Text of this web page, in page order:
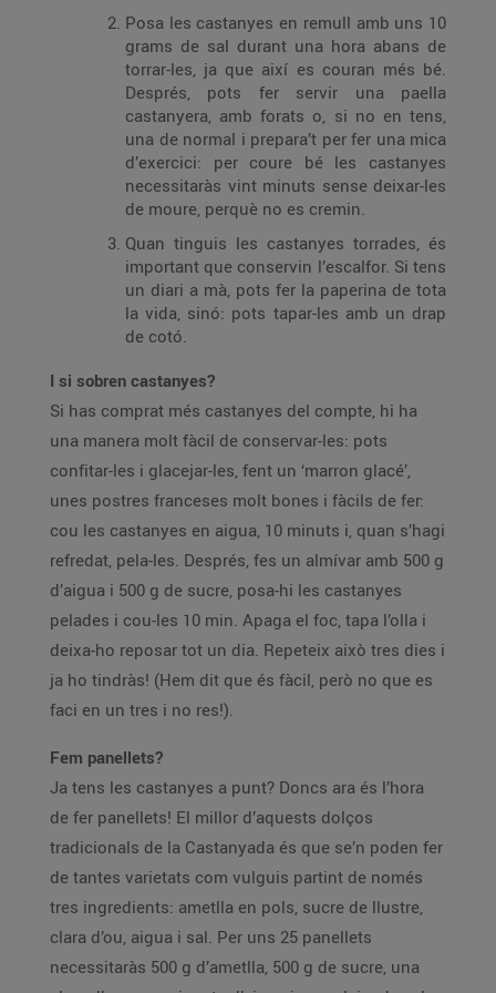
Posa les castanyes en remull amb uns 10
grams de sal durant una hora abans de
torrar-les, ja que així es couran més bé.
Després, pots fer servir una paella
castanyera, amb forats o, si no en tens,
una de normal i prepara’t per fer una mica
d’exercici: per coure bé les castanyes
necessitaràs vint minuts sense deixar-les
de moure, perquè no es cremin.
Quan tinguis les castanyes torrades, és
important que conservin l’escalfor. Si tens
un diari a mà, pots fer la paperina de tota
la vida, sinó: pots tapar-les amb un drap
de cotó.
I si sobren castanyes?
Si has comprat més castanyes del compte, hi ha
una manera molt fàcil de conservar-les: pots
confitar-les i glacejar-les, fent un ‘marron glacé’,
unes postres franceses molt bones i fàcils de fer:
cou les castanyes en aigua, 10 minuts i, quan s’hagi
refredat, pela-les. Després, fes un almívar amb 500 g
d’aigua i 500 g de sucre, posa-hi les castanyes
pelades i cou-les 10 min. Apaga el foc, tapa l’olla i
deixa-ho reposar tot un dia. Repeteix això tres dies i
ja ho tindràs! (Hem dit que és fàcil, però no que es
faci en un tres i no res!).
Fem panellets?
Ja tens les castanyes a punt? Doncs ara és l’hora
de fer panellets! El millor d’aquests dolços
tradicionals de la Castanyada és que se’n poden fer
de tantes varietats com vulguis partint de només
tres ingredients: ametlla en pols, sucre de llustre,
clara d’ou, aigua i sal. Per uns 25 panellets
necessitaràs 500 g d’ametlla, 500 g de sucre, una